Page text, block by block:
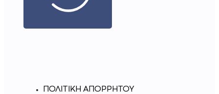
ΠΟΛΙΤΙΚΗ ΑΠΟΡΡΗΤΟΥ